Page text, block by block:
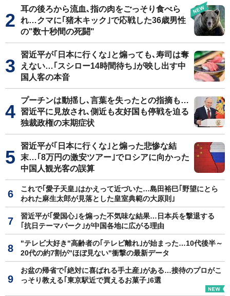
耳の後ろから流血､指の肉をごっそり食べら
れ…クマに｢猪木キック｣で応戦した36歳男性
の"数十秒間の死闘"
習近平が｢日本に行くな｣と煽っても､寿司は奪
えない…｢スシロー14時間待ち｣が映し出す中
国人客の本音
プーチンは動揺し､言葉を失ったとの指摘も…
習近平に見放され､側近も友好国も停戦を迫る
独裁政権の末期症状
習近平が｢日本に行くな｣と煽った悲惨な結
末…｢8万円の激安ツアー｣でロシアに向かった
中国人観光客の誤算
これで｢愛子天皇｣はかえって近づいた…島田裕巳｢野望にとら
われた麻生太郎が見落とした皇室典範の大原則｣
習近平が｢愛国心｣を煽った不気味な結果…日本兵を撃退する
｢抗日テーマパーク｣が中国各地に広がる理由
"テレビ大好き"高齢者の｢テレビ離れ｣が始まった…10代後半～
20代の約7割が"ほぼ見ない"衝撃の最新データ
お盆の帰省で｢絶対に喜ばれる手土産｣がある…接待のプロがこ
っそり教える｢東京駅近で買えるお菓子｣6選